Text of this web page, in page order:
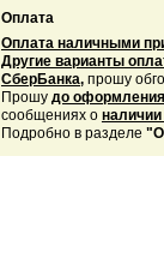
Оплата
Оплата наличными
Другие варианты
СберБанка,прошу
Прошу до оформления
сообщениях о наличии
Подробно в разделе